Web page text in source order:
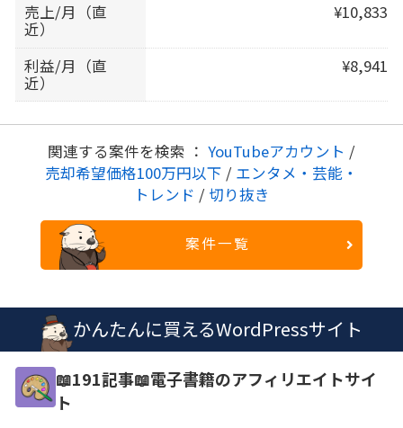
売上/月（直
近）
¥10,833
利益/月（直
近）
¥8,941
関連する案件を検索 ： YouTubeアカウント /
売却希望価格100万円以下 / エンタメ・芸能・
トレンド / 切り抜き
案件一覧
かんたんに買えるWordPressサイト
📖191記事📖電子書籍のアフィリエイトサイ
ト